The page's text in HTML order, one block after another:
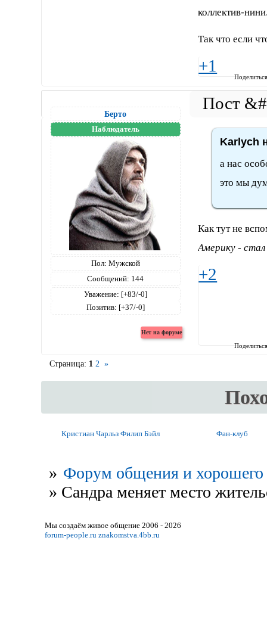
коллектив-
Так что если
+1
Берто
Наблюдатель
Пол: Мужской
Сообщений: 144
Уважение: [+83/-0]
Позитив: [+37/-0]
Karlych
а нас
это мы
Как тут не
Америку -
+2
Страница: 1 2 »
Кристиан Чарльз Филип Бэйл Фан-клуб
» Форум общения и хорошего
» Сандра меняет место
Мы создаём живое общение 2006 - 2026
forum-people.ru znakomstva.4bb.ru